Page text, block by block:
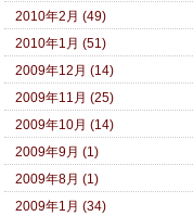
2010年2月 (49)
2010年1月 (51)
2009年12月 (14)
2009年11月 (25)
2009年10月 (14)
2009年9月 (1)
2009年8月 (1)
2009年1月 (34)